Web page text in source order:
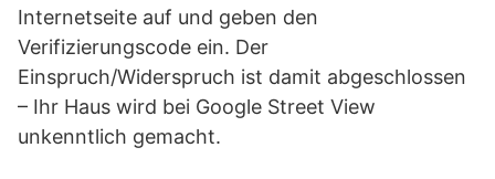
Internetseite auf und geben den
Verifizierungscode ein. Der
Einspruch/Widerspruch ist damit abgeschlossen
– Ihr Haus wird bei Google Street View
unkenntlich gemacht.